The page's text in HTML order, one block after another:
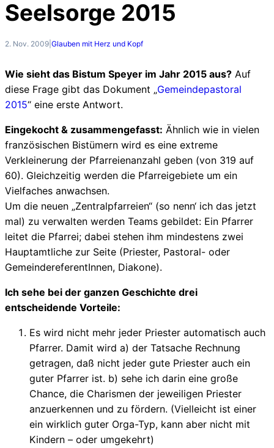
Seelsorge 2015
2. Nov. 2009 Glauben mit Herz und Kopf
Wie sieht das Bistum Speyer im Jahr 2015 aus? Auf
diese Frage gibt das Dokument „Gemeindepastoral
2015“ eine erste Antwort.
Eingekocht & zusammengefasst: Ähnlich wie in vielen
französischen Bistümern wird es eine extreme
Verkleinerung der Pfarreienanzahl geben (von 319 auf
60). Gleichzeitig werden die Pfarreigebiete um ein
Vielfaches anwachsen.
Um die neuen „Zentralpfarreien“ (so nenn‘ ich das jetzt
mal) zu verwalten werden Teams gebildet: Ein Pfarrer
leitet die Pfarrei; dabei stehen ihm mindestens zwei
Hauptamtliche zur Seite (Priester, Pastoral- oder
GemeindereferentInnen, Diakone).
Ich sehe bei der ganzen Geschichte drei
entscheidende Vorteile:
Es wird nicht mehr jeder Priester automatisch auch
Pfarrer. Damit wird a) der Tatsache Rechnung
getragen, daß nicht jeder gute Priester auch ein
guter Pfarrer ist. b) sehe ich darin eine große
Chance, die Charismen der jeweiligen Priester
anzuerkennen und zu fördern. (Vielleicht ist einer
ein wirklich guter Orga-Typ, kann aber nicht mit
Kindern – oder umgekehrt)